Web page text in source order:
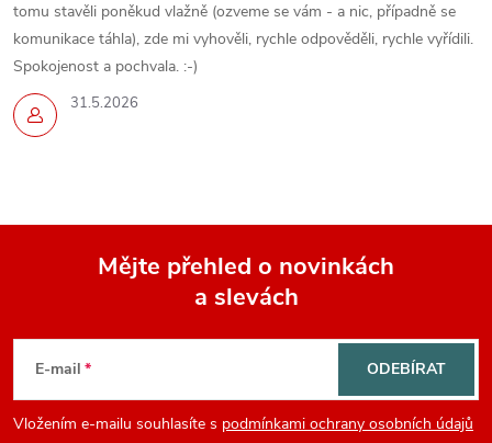
31.5.2026
tomu stavěli poněkud vlažně (ozveme se vám - a nic, případně se
komunikace táhla), zde mi vyhověli, rychle odpověděli, rychle vyřídili.
Spokojenost a pochvala. :-)
p
Mějte přehled o novinkách
a slevách
E-mail
Vložením e-mailu souhlasíte s podmínkami ochrany osobních údajů
ODEBÍRAT